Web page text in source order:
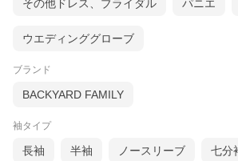
その他ドレス、ブライダル パニエ
ウエディンググローブ
ブランド
BACKYARD FAMILY
袖タイプ
長袖 半袖 ノースリーブ 七分